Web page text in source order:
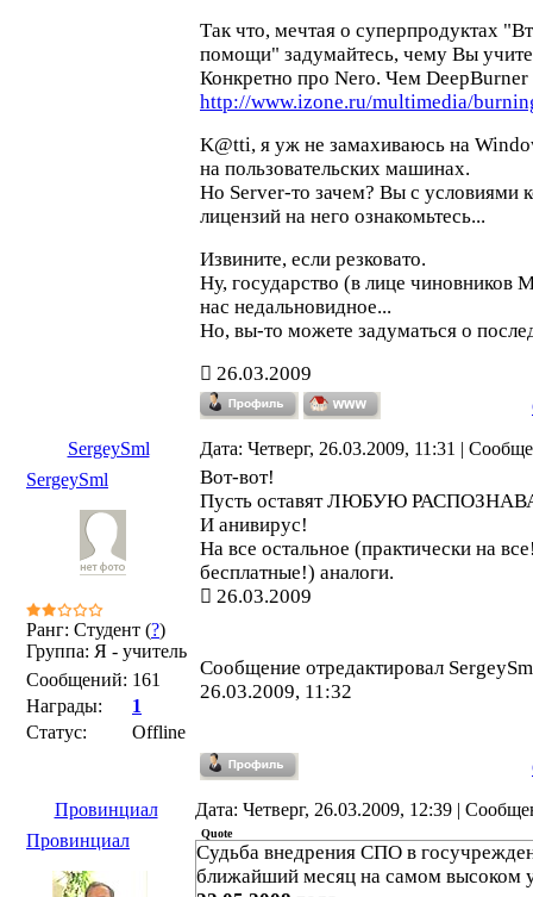
Так что, мечтая о суперпродуктах
помощи" задумайтесь, чему Вы
Конкретно про Nero. Чем DeepBurner
http://www.izone.ru/multimedia/
K@tti, я уж не замахиваюсь на
на пользовательских машинах.
Но Server-то зачем? Вы с условиями
лицензий на него ознакомьтесь...
Извините, если резковато.
Ну, государство (в лице чиновников
нас недальновидное...
Но, вы-то можете задуматься о
26.03.2009
SergeySml
Дата: Четверг, 26.03.2009, 11:31 |
SergeySml
Ранг: Студент (?)
Группа: Я - учитель
Сообщений: 161
Награды:
1
Статус:
Offline
Вот-вот!
Пусть оставят ЛЮБУЮ
И анивирус!
На все остальное (практически на
бесплатные!) аналоги.
26.03.2009
Сообщение отредактировал
26.03.2009, 11:32
Провинциал
Дата: Четверг, 26.03.2009, 12:39 |
Провинциал
Quote
Судьба внедрения СПО в
ближайший месяц на самом высоком